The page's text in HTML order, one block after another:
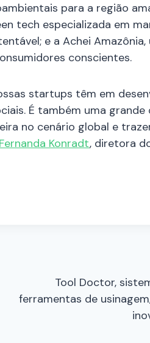
para a região
tech especializada em
e a Achei Amazônia,
conscientes.
startups têm em
É também uma
no cenário global e
Fernanda Konradt, diretora
Tool Doctor,
ferramentas de